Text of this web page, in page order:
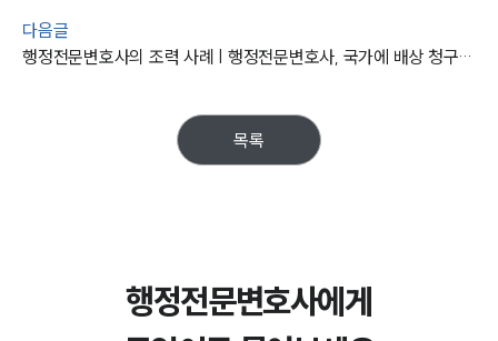
고객의 소리
통합검색
업무사례
고객후기
다음글
행정전문변호사의 조력 사례 | 행정전문변호사, 국가에 배상 청구하여 승소
목록
행정전문변호사에게